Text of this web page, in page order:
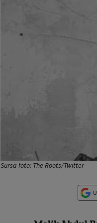
Sursa foto: The Roots/Twitter